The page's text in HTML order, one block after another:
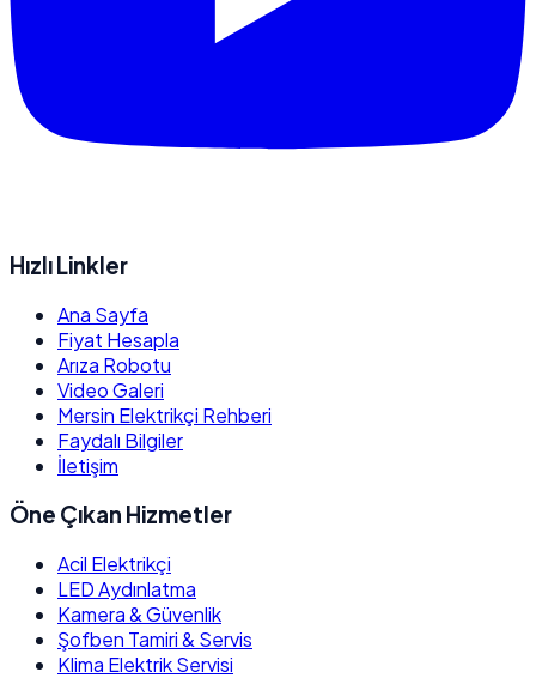
Hızlı Linkler
Ana Sayfa
Fiyat Hesapla
Arıza Robotu
Video Galeri
Mersin Elektrikçi Rehberi
Faydalı Bilgiler
İletişim
Öne Çıkan Hizmetler
Acil Elektrikçi
LED Aydınlatma
Kamera & Güvenlik
Şofben Tamiri & Servis
Klima Elektrik Servisi